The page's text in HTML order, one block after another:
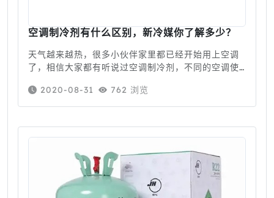
空调制冷剂有什么区别，新冷媒你了解多少？
天气越来越热，很多小伙伴家里都已经开始用上空调
了，相信大家都有听说过空调制冷剂，不同的空调使
么区别呢？ 空调制冷剂是一种在制冷装
2020-08-31 762 浏览